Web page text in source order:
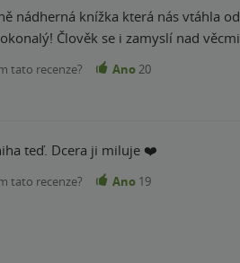
můžeme si s nimi i v duchu
z nás opravdu začnou mnohem víc všeho kolem sebe. V
prasátko, které je statečné jak
nádherná knížka která nás vtáhla
Člověk se i zamyslí nad
tato recenze? Ano20
teď. Dcera ji miluje ❤️
tato recenze? Ano 19